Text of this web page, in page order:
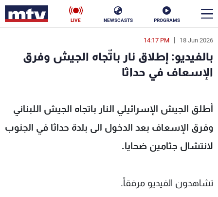
PROGRAMS
NEWSCASTS
LIVE
18 Jun 2026
14:17 PM
بالفيديو: إطلاق نار باتّجاه الجيش وفرق
الإسعاف في حداثا
أطلق الجيش الإسرائيلي النار باتجاه الجيش اللبناني
وفرق الإسعاف بعد الدخول الى بلدة حداثا في الجنوب
لانتشال جثامين ضحايا.
تشاهدون الفيديو مرفقاً.
en
الأخبار
إقتصاد فن
منوعات رياضة